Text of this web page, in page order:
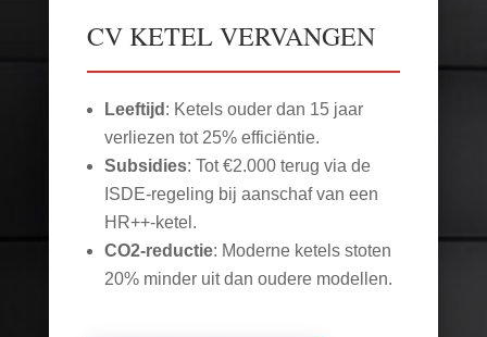
CV KETEL VERVANGEN
Leeftijd : Ketels ouder dan 15 jaar
verliezen tot 25% efficiëntie.
Subsidies: Tot €2.000 terug via de
ISDE-regeling bij aanschaf van een
HR++-ketel.
CO2-reductie: Moderne ketels stoten
20% minder uit dan oudere modellen.